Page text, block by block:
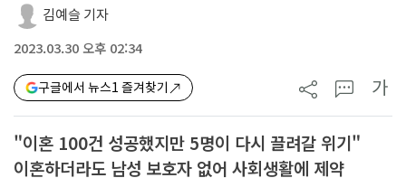
김예슬 기자
2023.03.30 오후 02:34
구글에서 뉴스1 즐겨찾기 가
"이혼 100건 성공했지만 5명이 다시 끌려갈 위기"
이혼하더라도 남성 보호자 없어 사회생활에 제약